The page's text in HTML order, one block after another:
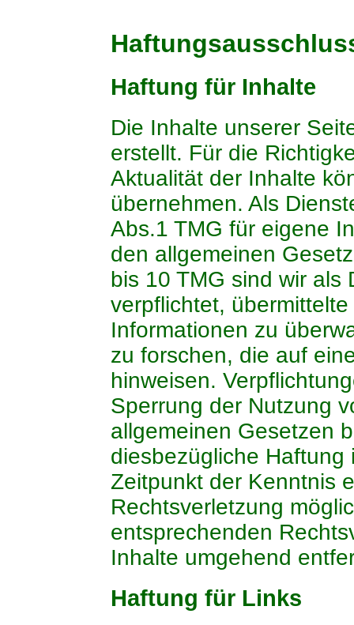
Haftung für Inhalte
Die Inhalte unserer
erstellt. Für die
Aktualität der Inhalte
übernehmen. Als
Abs.1 TMG für eigene
den allgemeinen
bis 10 TMG sind wir als
verpflichtet,
Informationen zu
zu forschen, die auf
hinweisen.
Sperrung der Nutzung
allgemeinen Gesetzen
diesbezügliche
Zeitpunkt der Kenntnis
Rechtsverletzung
entsprechenden
Inhalte umgehend
Haftung für Links